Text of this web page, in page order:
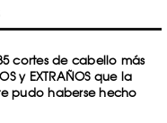
cortes de cabello más
y EXTRAÑOS que la
pudo haberse hecho